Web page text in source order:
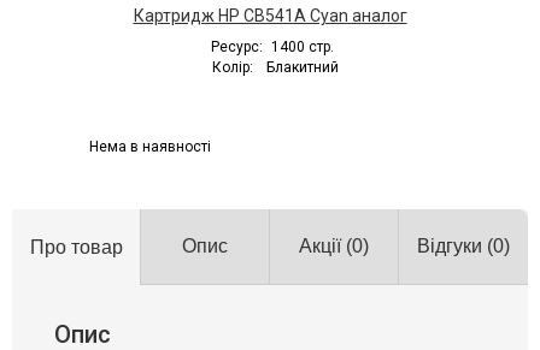
Картридж HP CB541A Cyan аналог
Ресурс: 1400 стр.
Колір:
Блакитний
Нема в наявності
Про товар Опис Акції (0) Відгуки (0)
Опис